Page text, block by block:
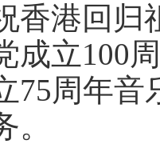
香港回归
成立100
75周年音